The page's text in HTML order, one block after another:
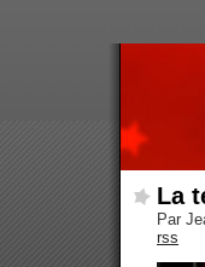
La
Par
rss